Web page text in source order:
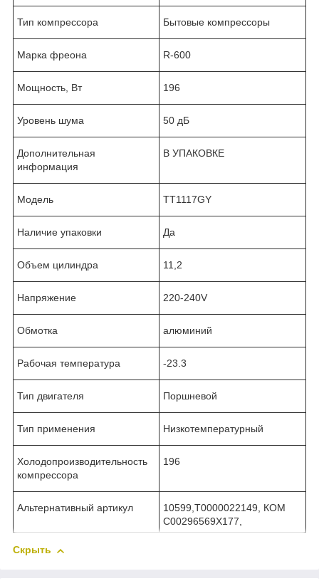
Тип компрессора Бытовые компрессоры
Марка фреона R-600
Мощность, Вт 196
Уровень шума 50 дБ
Дополнительная
информация
В УПАКОВКЕ
Модель TT1117GY
Наличие упаковки Да
Объем цилиндра 11,2
Напряжение 220-240V
Обмотка алюминий
Рабочая температура -23.3
Тип двигателя Поршневой
Тип применения Низкотемпературный
Холодопроизводительность
компрессора
196
Альтернативный артикул
10599,Т0000022149, КОМ
C00296569Х177,
Скрыть